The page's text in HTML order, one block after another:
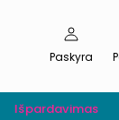
Paskyra
Išpardavimas